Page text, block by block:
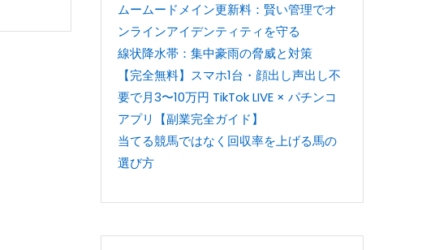
ムームードメイン更新料：賢い管理でオ
ンラインアイデンティティを守る
線状降水帯：集中豪雨の脅威と対策
【完全無料】スマホ1台・顔出し声出し不
要で月3〜10万円 TikTok LIVE × パチンコ
アプリ【副業完全ガイド】
当てる競馬ではなく回収率を上げる馬の
選び方